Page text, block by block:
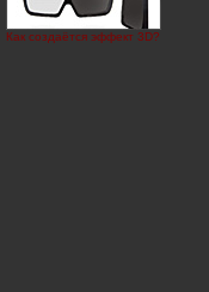
Как создаётся эффект 3D?